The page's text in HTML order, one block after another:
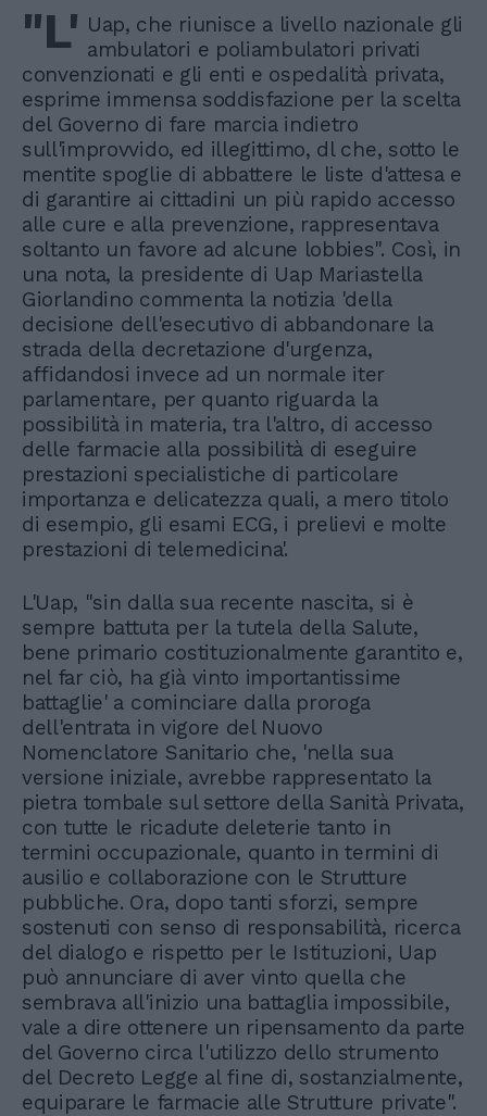
"L' Uap, che riunisce a livello nazionale gli
ambulatori e poliambulatori privati
convenzionati e gli enti e ospedalità privata,
esprime immensa soddisfazione per la scelta
del Governo di fare marcia indietro
sull'improvvido, ed illegittimo, dl che, sotto le
mentite spoglie di abbattere le liste d'attesa e
di garantire ai cittadini un più rapido accesso
alle cure e alla prevenzione, rappresentava
soltanto un favore ad alcune lobbies". Così, in
una nota, la presidente di Uap Mariastella
Giorlandino commenta la notizia 'della
decisione dell'esecutivo di abbandonare la
strada della decretazione d'urgenza,
affidandosi invece ad un normale iter
parlamentare, per quanto riguarda la
possibilità in materia, tra l'altro, di accesso
delle farmacie alla possibilità di eseguire
prestazioni specialistiche di particolare
importanza e delicatezza quali, a mero titolo
di esempio, gli esami ECG, i prelievi e molte
prestazioni di telemedicina'.
L'Uap, "sin dalla sua recente nascita, si è
sempre battuta per la tutela della Salute,
bene primario costituzionalmente garantito e,
nel far ciò, ha già vinto importantissime
battaglie' a cominciare dalla proroga
dell'entrata in vigore del Nuovo
Nomenclatore Sanitario che, 'nella sua
versione iniziale, avrebbe rappresentato la
pietra tombale sul settore della Sanità Privata,
con tutte le ricadute deleterie tanto in
termini occupazionale, quanto in termini di
ausilio e collaborazione con le Strutture
pubbliche. Ora, dopo tanti sforzi, sempre
sostenuti con senso di responsabilità, ricerca
del dialogo e rispetto per le Istituzioni, Uap
può annunciare di aver vinto quella che
sembrava all'inizio una battaglia impossibile,
vale a dire ottenere un ripensamento da parte
del Governo circa l'utilizzo dello strumento
del Decreto Legge al fine di, sostanzialmente,
equiparare le farmacie alle Strutture private".